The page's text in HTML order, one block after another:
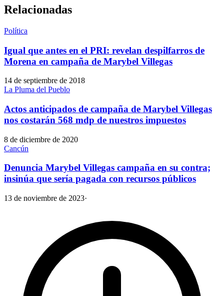
Relacionadas
Política
Igual que antes en el PRI: revelan despilfarros de
Morena en campaña de Marybel Villegas
14 de septiembre de 2018
La Pluma del Pueblo
Actos anticipados de campaña de Marybel Villegas
nos costarán 568 mdp de nuestros impuestos
8 de diciembre de 2020
Cancún
Denuncia Marybel Villegas campaña en su contra;
insinúa que sería pagada con recursos públicos
13 de noviembre de 2023·